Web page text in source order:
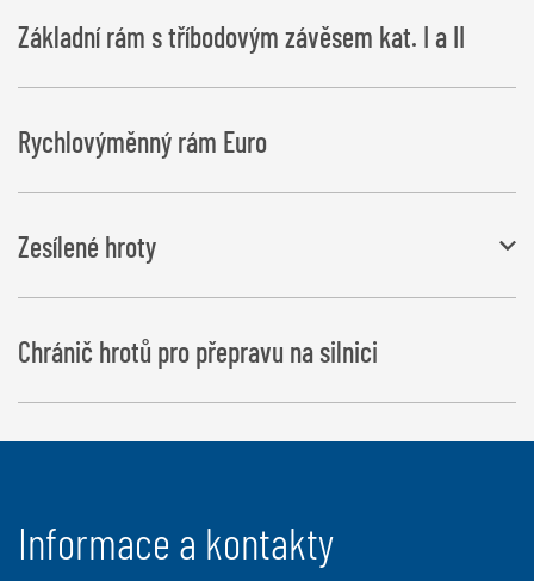
Základní rám s tříbodovým závěsem kat. I a II
Rychlovýměnný rám Euro
Zesílené hroty
Ø: 42 mm, Délka: 1 100 mm
Chránič hrotů pro přepravu na silnici
Informace a kontakty